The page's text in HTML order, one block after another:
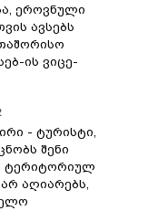
ეროვნული
ავსებს
ის ვიცე-
- ტურისტი,
შენი
ტერიტორიულ
აღიარებს,